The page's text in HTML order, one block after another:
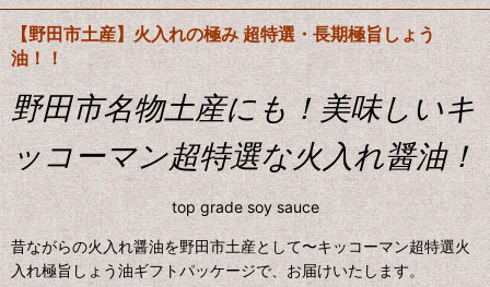
【野田市土産】火入れの極み 超特選・長期極旨しょう
油！！
野田市名物土産にも！美味しいキ
ッコーマン超特選な火入れ醤油！
top grade soy sauce
昔ながらの火入れ醤油を野田市土産として〜キッコーマン超特選火
入れ極旨しょう油ギフトパッケージで、お届けいたします。